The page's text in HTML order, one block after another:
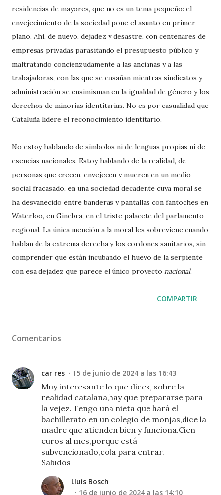
residencias de mayores, que no es un tema pequeño: el
envejecimiento de la sociedad pone el asunto en primer
plano. Ahí, de nuevo, dejadez y desastre, con centenares de
empresas privadas parasitando el presupuesto público y
maltratando concienzudamente a las ancianas y a las
trabajadoras, con las que se ensañan mientras sindicatos y
administración se ensimisman en la igualdad de género y los
derechos de minorías identitarias. No es por casualidad que
Cataluña lidere el reconocimiento identitario.
No estoy hablando de símbolos ni de lenguas propias ni de
esencias nacionales. Estoy hablando de la realidad, de
personas que crecen, envejecen y mueren en un medio
social fracasado, en una sociedad decadente cuya moral se
ha desvanecido entre banderas y pantallas con fantoches en
Waterloo, en Ginebra, en el triste palacete del parlamento
regional. La única mención a la moral les sobreviene cuando
hablan de la extrema derecha y los cordones sanitarios, sin
comprender que están incubando el huevo de la serpiente
con esa dejadez que parece el único proyecto nacional.
COMPARTIR
Comentarios
car res 15 de junio de 2024 a las 16:43
Muy interesante lo que dices, sobre la
realidad catalana,hay que prepararse para
la vejez. Tengo una nieta que hará el
bachillerato en un colegio de monjas,dice la
madre que atienden bien y funciona.Cien
euros al mes,porque está
subvencionado,cola para entrar.
Saludos
Lluís Bosch
16 de junio de 2024 a las 14:10